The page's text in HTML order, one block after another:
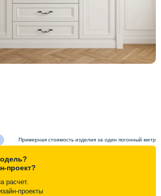
Примерная стоимость изделия за один погонный метр
проект?
расчет.
проекты